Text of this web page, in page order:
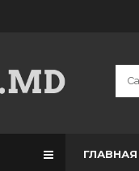
ГЛАВНАЯ